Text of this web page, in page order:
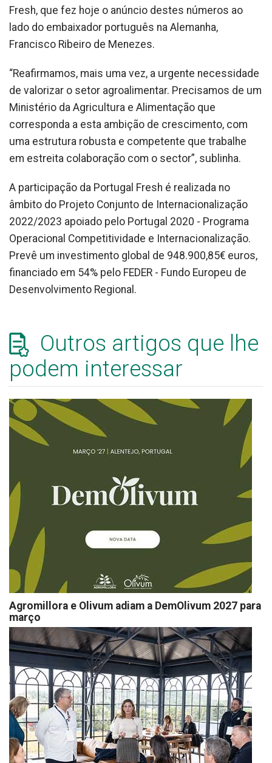
Fresh, que fez hoje o anúncio destes números ao
lado do embaixador português na Alemanha,
Francisco Ribeiro de Menezes.
“Reafirmamos, mais uma vez, a urgente necessidade
de valorizar o setor agroalimentar. Precisamos de um
Ministério da Agricultura e Alimentação que
corresponda a esta ambição de crescimento, com
uma estrutura robusta e competente que trabalhe
em estreita colaboração com o sector”, sublinha.
A participação da Portugal Fresh é realizada no
âmbito do Projeto Conjunto de Internacionalização
2022/2023 apoiado pelo Portugal 2020 - Programa
Operacional Competitividade e Internacionalização.
Prevê um investimento global de 948.900,85€ euros,
financiado em 54% pelo FEDER - Fundo Europeu de
Desenvolvimento Regional.
Outros artigos que lhe
podem interessar
Agromillora e Olivum adiam a DemOlivum 2027 para
março